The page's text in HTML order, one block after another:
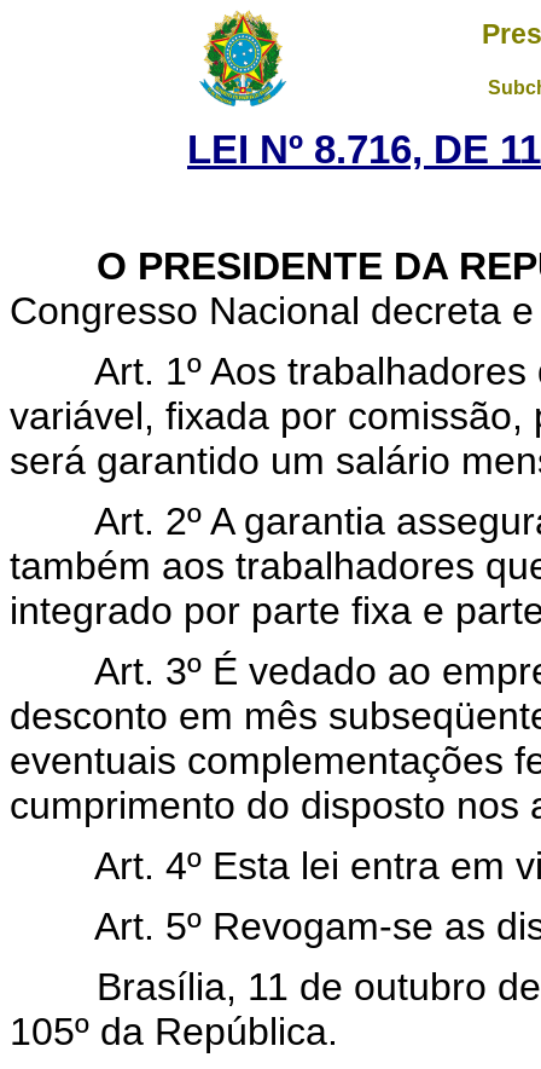
LEI Nº 8.716, DE
O PRESIDENTE DA
Congresso Nacional decreta
Art. 1º Aos
variável, fixada por
será garantido um salário
Art. 2º A garantia
também aos trabalhadores
integrado por parte fixa e
Art. 3º É vedado ao
desconto em mês
eventuais complementações
cumprimento do disposto nos
Art. 4º Esta lei entra em
Art. 5º Revogam-se as
Brasília, 11 de outubro de
105º da República.